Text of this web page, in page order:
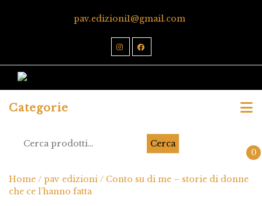
pav.edizioni1@gmail.com
Categorie
Cerca
0
Home / pav edizioni / Conto su di me – storie di donne
che ce l’hanno fatta